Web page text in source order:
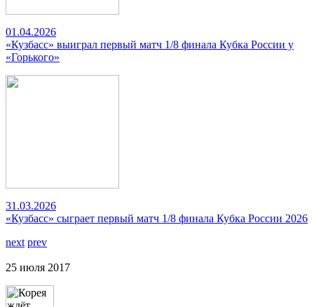
01.04.2026
«Кузбасс» выиграл первый матч 1/8 финала Кубка России у
«Горького»
31.03.2026
«Кузбасс» сыграет первый матч 1/8 финала Кубка России 2026
next prev
25 июля 2017